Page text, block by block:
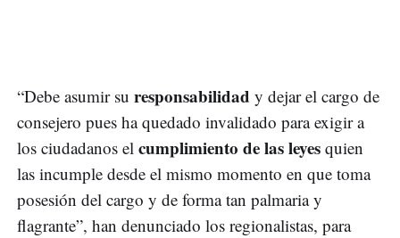
“Debe asumir su responsabilidad y dejar el cargo de
consejero pues ha quedado invalidado para exigir a
los ciudadanos el cumplimiento de las leyes quien
las incumple desde el mismo momento en que toma
posesión del cargo y de forma tan palmaria y
flagrante”, han denunciado los regionalistas, para